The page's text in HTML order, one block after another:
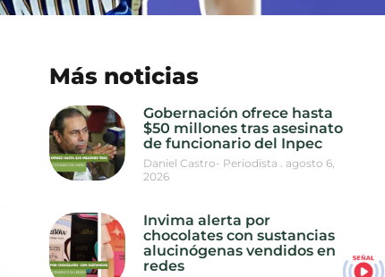
Más noticias
Gobernación ofrece hasta
$50 millones tras asesinato
de funcionario del Inpec
Daniel Castro- Periodista
agosto 6,
2026
Invima alerta por
chocolates con sustancias
alucinógenas vendidos en
redes